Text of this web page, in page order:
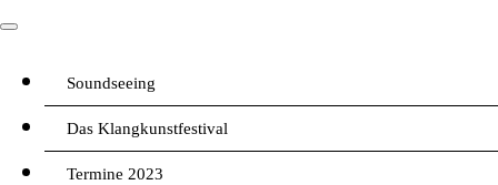
Soundseeing
Das Klangkunstfestival
Termine 2023